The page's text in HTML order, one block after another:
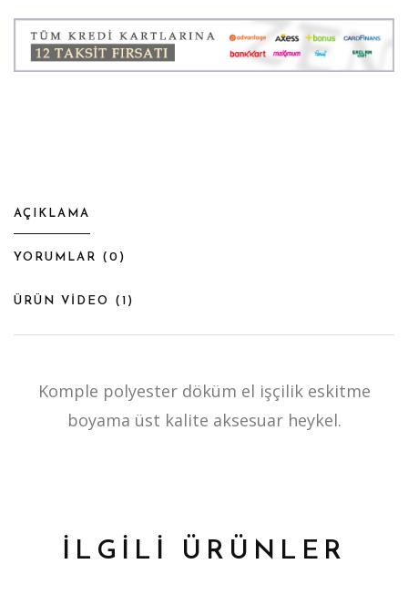
AÇIKLAMA
YORUMLAR ( 0 )
ÜRÜN VİDEO ( 1 )
Komple polyester döküm el işçilik eskitme
boyama üst kalite aksesuar heykel.
İLGİLİ ÜRÜNLER